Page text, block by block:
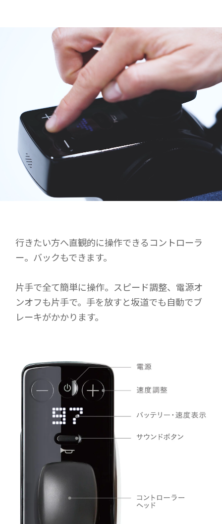
行きたい方へ直観的に操作できるコントローラ
ー。バックもできます。
片手で全て簡単に操作。スピード調整、電源オ
ンオフも片手で。手を放すと坂道でも自動でブ
レーキがかかります。